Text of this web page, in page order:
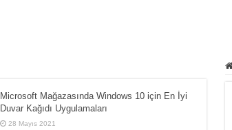
Microsoft Mağazasında Windows 10 için En İyi
Duvar Kağıdı Uygulamaları
28 Mayıs 2021